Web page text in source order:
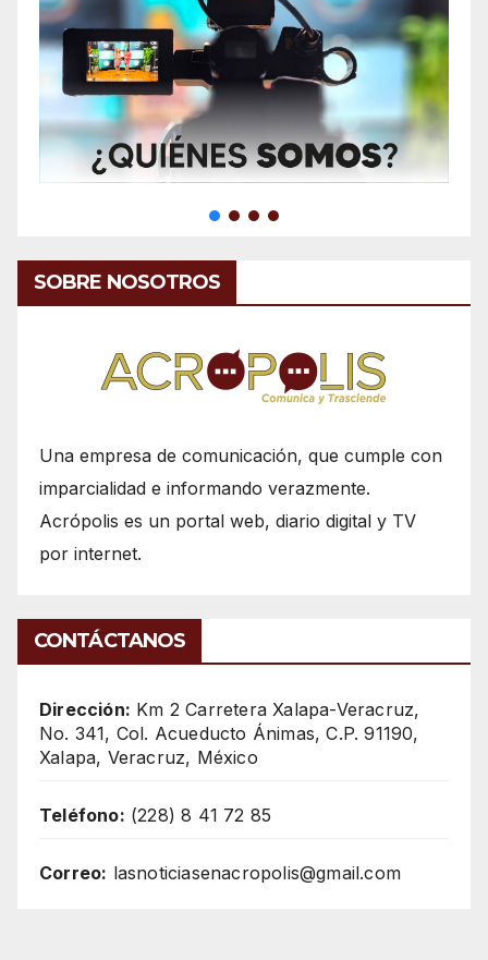
SOBRE NOSOTROS
Una empresa de comunicación, que cumple con
imparcialidad e informando verazmente.
Acrópolis es un portal web, diario digital y TV
por internet.
CONTÁCTANOS
Dirección: Km 2 Carretera Xalapa-Veracruz,
No. 341, Col. Acueducto Ánimas, C.P. 91190,
Xalapa, Veracruz, México
Teléfono: (228) 8 41 72 85
Correo: lasnoticiasenacropolis@gmail.com